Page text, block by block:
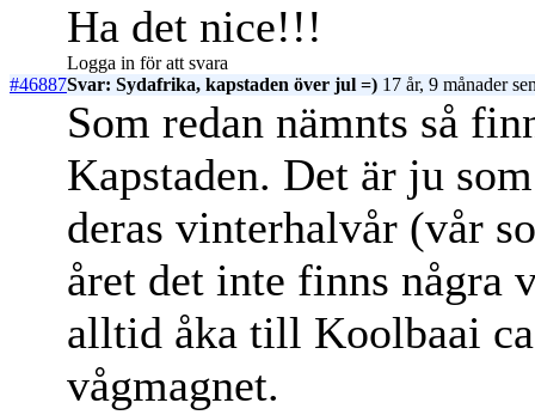
Ha det nice!!!
Logga in för att svara
#46887Svar: Sydafrika, kapstaden över jul =) 17 år, 9 månader
Som redan nämnts så
Kapstaden. Det är ju
deras vinterhalvår (vår
året det inte finns några
alltid åka till Koolbaai
vågmagnet.